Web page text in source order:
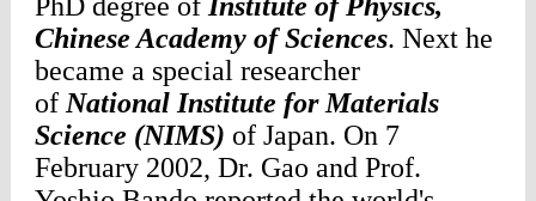
Chinese Academy of Sciences. Next he
became a special researcher
of National Institute for Materials
Science (NIMS) of Japan. On 7
February 2002, Dr. Gao and Prof.